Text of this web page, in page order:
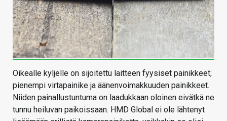
Oikealle kyljelle on sijoitettu laitteen fyysiset painikkeet;
pienempi virtapainike ja äänenvoimakkuuden painikkeet.
Niiden painallustuntuma on laadukkaan oloinen eivätkä ne
tunnu heiluvan paikoissaan. HMD Global ei ole lähtenyt